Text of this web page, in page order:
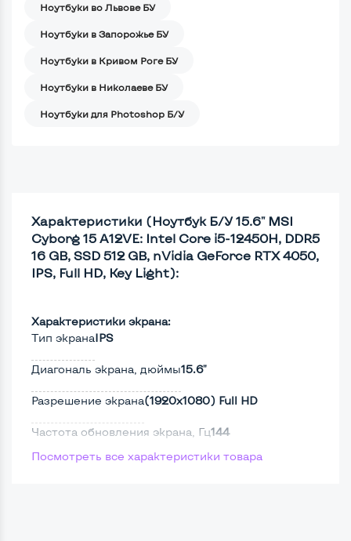
Ноутбуки во Львове БУ
Ноутбуки в Запорожье БУ
Ноутбуки в Кривом Роге БУ
Ноутбуки в Николаеве БУ
Ноутбуки для Photoshop Б/У
Характеристики (Ноутбук Б/У 15.6" MSI
Cyborg 15 A12VE: Intel Core i5-12450H, DDR5
16 GB, SSD 512 GB, nVidia GeForce RTX 4050,
IPS, Full HD, Key Light):
Характеристики экрана:
Тип экранаIPS
Диагональ экрана, дюймы15.6"
Разрешение экрана(1920х1080) Full HD
Частота обновления экрана, Гц144
Full HD Да
Посмотреть все характеристики товара